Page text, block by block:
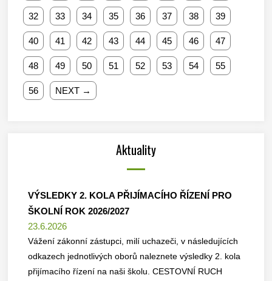
32 33 34 35 36 37 38 39
40 41 42 43 44 45 46 47
48 49 50 51 52 53 54 55
56 NEXT →
Aktuality
VÝSLEDKY 2. KOLA PŘIJÍMACÍHO ŘÍZENÍ PRO
ŠKOLNÍ ROK 2026/2027
23.6.2026
Vážení zákonní zástupci, milí uchazeči, v následujících
odkazech jednotlivých oborů naleznete výsledky 2. kola
přijímacího řízení na naši školu. CESTOVNÍ RUCH